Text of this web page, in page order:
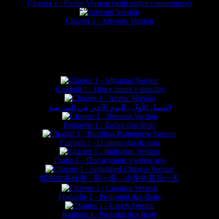
Chapter 1 - Prelim Version (with author commentary)
Chapter 1 - Artwork Version
Kapitulli 1 - Dita e fundit e shkollës
الفصل الأول - اليوم الأخير في المدرسة
Poglavlje 1 - Zadnji dan škole
Capítulo I - O último dia de aula
Глава 1 – Последният учебен ден
蠕虫世界传奇 - 第一章 – 小学的最后一天
Poglavlje 1 - Posljednji dan škole
Kapitola I - Poslední den školy
website © Daniel Lieske 2026 - Wormworld® is a registered